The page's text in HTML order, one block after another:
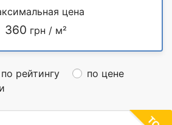
цена
360 грн / м²
по рейтингу
по цене